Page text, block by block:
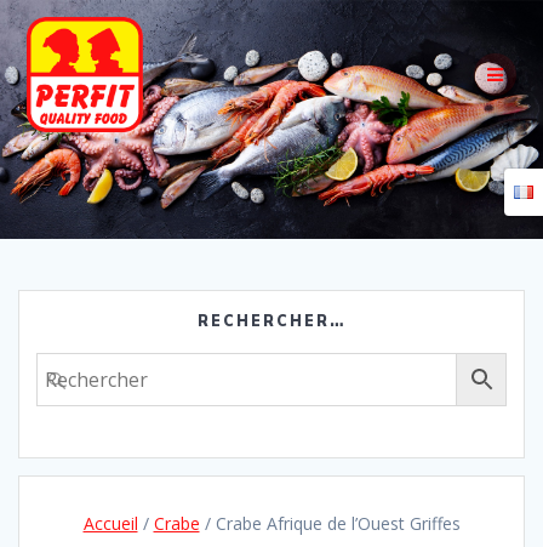
Skip
to
content
RECHERCHER…
Accueil / Crabe / Crabe Afrique de l’Ouest Griffes